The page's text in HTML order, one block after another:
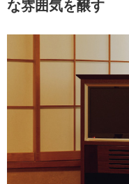
な雰囲気を醸す